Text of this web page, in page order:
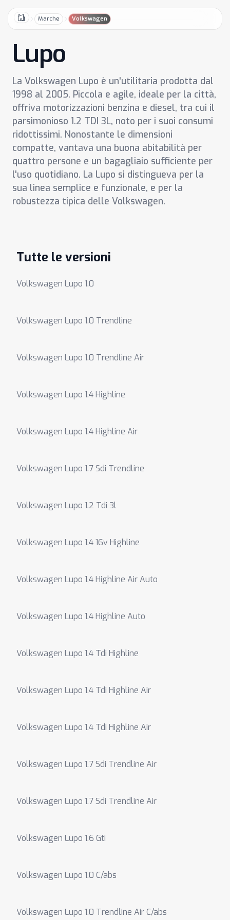
HomeMarche Volkswagen
Lupo
La Volkswagen Lupo è un'utilitaria prodotta dal
1998 al 2005. Piccola e agile, ideale per la città,
offriva motorizzazioni benzina e diesel, tra cui il
parsimonioso 1.2 TDI 3L, noto per i suoi consumi
ridottissimi. Nonostante le dimensioni
compatte, vantava una buona abitabilità per
quattro persone e un bagagliaio sufficiente per
l'uso quotidiano. La Lupo si distingueva per la
sua linea semplice e funzionale, e per la
robustezza tipica delle Volkswagen.
Tutte le versioni
Volkswagen Lupo 1.0
Volkswagen Lupo 1.0 Trendline
Volkswagen Lupo 1.0 Trendline Air
Volkswagen Lupo 1.4 Highline
Volkswagen Lupo 1.4 Highline Air
Volkswagen Lupo 1.7 Sdi Trendline
Volkswagen Lupo 1.2 Tdi 3l
Volkswagen Lupo 1.4 16v Highline
Volkswagen Lupo 1.4 Highline Air Auto
Volkswagen Lupo 1.4 Highline Auto
Volkswagen Lupo 1.4 Tdi Highline
Volkswagen Lupo 1.4 Tdi Highline Air
Volkswagen Lupo 1.4 Tdi Highline Air
Volkswagen Lupo 1.7 Sdi Trendline Air
Volkswagen Lupo 1.7 Sdi Trendline Air
Volkswagen Lupo 1.6 Gti
Volkswagen Lupo 1.0 C/abs
Volkswagen Lupo 1.0 Trendline Air C/abs